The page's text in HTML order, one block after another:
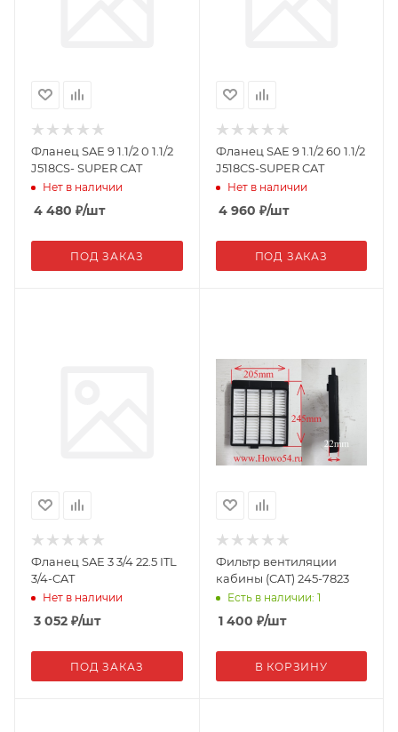
Фланец SAE 9 1.1/2 0 1.1/2
J518CS- SUPER CAT
Нет в наличии
4 480 ₽/шт
ПОД ЗАКАЗ
Фланец SAE 9 1.1/2 60 1.1/2
J518CS-SUPER CAT
Нет в наличии
4 960 ₽/шт
ПОД ЗАКАЗ
Фланец SAE 3 3/4 22.5 ITL
3/4-CAT
Нет в наличии
3 052 ₽/шт
ПОД ЗАКАЗ
Фильтр вентиляции
кабины (CAT) 245-7823
Есть в наличии: 1
1 400 ₽/шт
В КОРЗИНУ